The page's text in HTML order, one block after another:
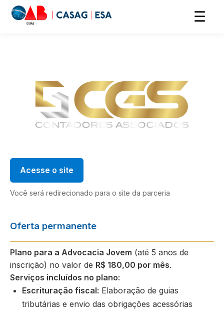
☰
Acesse o site
Você será redirecionado para o site da parceria
Oferta permanente
Plano para a Advocacia Jovem (até 5 anos de
inscrição) no valor de R$ 180,00 por mês.
Serviços incluídos no plano:
Escrituração fiscal: Elaboração de guias
tributárias e envio das obrigações acessórias